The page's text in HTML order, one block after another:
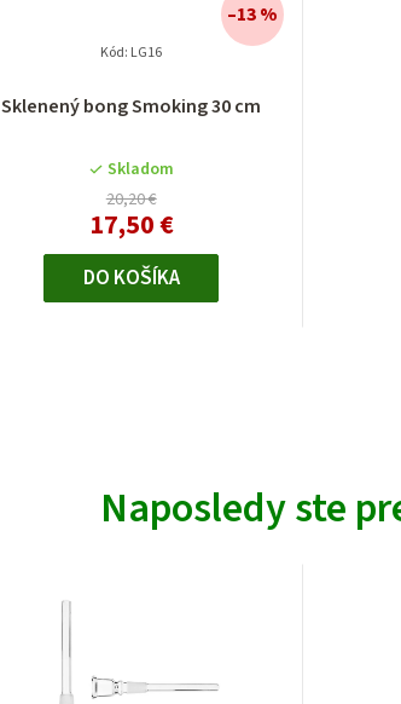
Sklenený bong Smoking 30 cm
Skladom
20,20 €
17,50 €
–13 %
DO KOŠÍKA
Kód: LG16
Naposledy ste